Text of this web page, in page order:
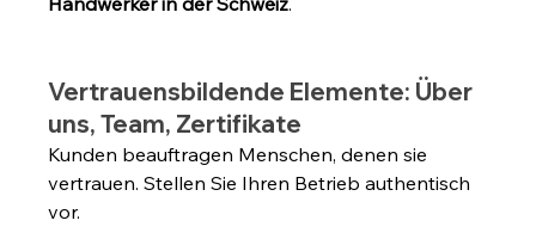
Vertrauensbildende Elemente: Über
uns, Team, Zertifikate
Kunden beauftragen Menschen, denen sie
vertrauen. Stellen Sie Ihren Betrieb authentisch
vor.